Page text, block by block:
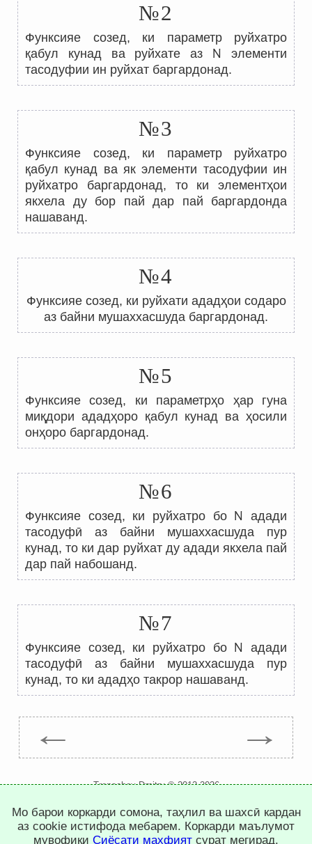
№2
Функсияе созед, ки параметр руйхатро
қабул кунад ва руйхате аз N элементи
тасодуфии ин руйхат баргардонад.
№3
Функсияе созед, ки параметр руйхатро
қабул кунад ва як элементи тасодуфии ин
руйхатро баргардонад, то ки элементҳои
якхела ду бор пай дар пай баргардонда
нашаванд.
№4
Функсияе созед, ки руйхати ададҳои содаро
аз байни мушаххасшуда баргардонад.
№5
Функсияе созед, ки параметрҳо ҳар гуна
миқдори ададҳоро қабул кунад ва ҳосили
онҳоро баргардонад.
№6
Функсияе созед, ки руйхатро бо N адади
тасодуфӣ аз байни мушаххасшуда пур
кунад, то ки дар руйхат ду адади якхела пай
дар пай набошанд.
№7
Функсияе созед, ки руйхатро бо N адади
тасодуфӣ аз байни мушаххасшуда пур
кунад, то ки ададҳо такрор нашаванд.
← →
Trepachev Dmitry © 2012-2026
сиёсати махфият танзими кукиҳо
Мо барои коркарди сомона, таҳлил ва шахсӣ кардан
аз cookie истифода мебарем. Коркарди маълумот
мувофиқи Сиёсати махфият сурат мегирад.